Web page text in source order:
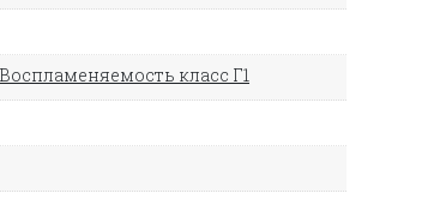
Воспламеняемость класс Г1